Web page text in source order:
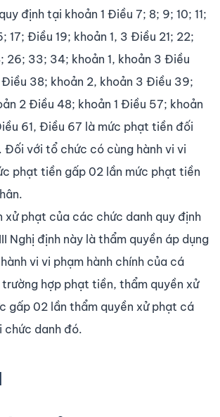
định tại khoản 1 Điều 7; 8; 9; 10; 11;
17; Điều 19; khoản 1, 3 Điều 21; 22;
26; 33; 34; khoản 1, khoản 3 Điều
Điều 38; khoản 2, khoản 3 Điều 39;
2 Điều 48; khoản 1 Điều 57; khoản
61, Điều 67 là mức phạt tiền đối
Đối với tổ chức có cùng hành vi vi
phạt tiền gấp 02 lần mức phạt tiền
xử phạt của các chức danh quy định
Nghị định này là thẩm quyền áp dụng
vi vi phạm hành chính của cá
trường hợp phạt tiền, thẩm quyền xử
gấp 02 lần thẩm quyền xử phạt cá
chức danh đó.